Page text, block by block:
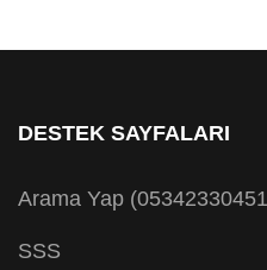
DESTEK SAYFALARI
Arama Yap
SSS